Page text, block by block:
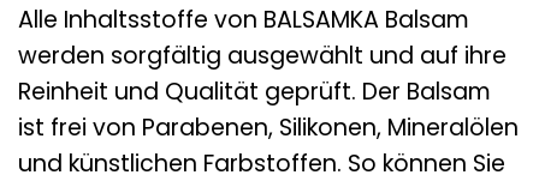
Alle Inhaltsstoffe von BALSAMKA Balsam
werden sorgfältig ausgewählt und auf ihre
Reinheit und Qualität geprüft. Der Balsam
ist frei von Parabenen, Silikonen, Mineralölen
und künstlichen Farbstoffen. So können Sie